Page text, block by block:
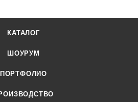
КАТАЛОГ
ШОУРУМ
ПОРТФОЛИО